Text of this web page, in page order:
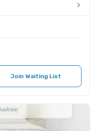
Join Waiting List